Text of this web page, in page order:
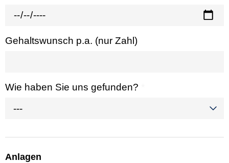
Gehaltswunsch p.a. (nur Zahl)
Wie haben Sie uns gefunden?
---
Anlagen